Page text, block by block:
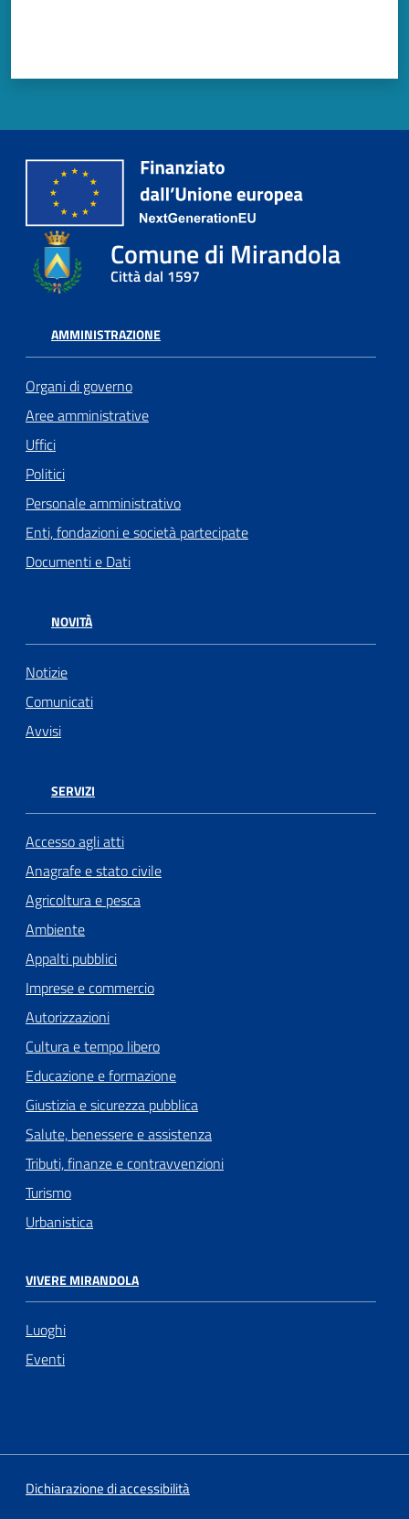
Comune di Mirandola
Città dal 1597
AMMINISTRAZIONE
Organi di governo
Aree amministrative
Uffici
Politici
Personale amministrativo
Enti, fondazioni e società partecipate
Documenti e Dati
NOVITÀ
Notizie
Comunicati
Avvisi
SERVIZI
Accesso agli atti
Anagrafe e stato civile
Agricoltura e pesca
Ambiente
Appalti pubblici
Imprese e commercio
Autorizzazioni
Cultura e tempo libero
Educazione e formazione
Giustizia e sicurezza pubblica
Salute, benessere e assistenza
Tributi, finanze e contravvenzioni
Turismo
Urbanistica
VIVERE MIRANDOLA
Luoghi
Eventi
Dichiarazione di accessibilità